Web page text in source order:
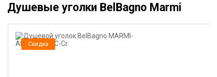
Душевые уголки BelBagno Marmi
Скидка